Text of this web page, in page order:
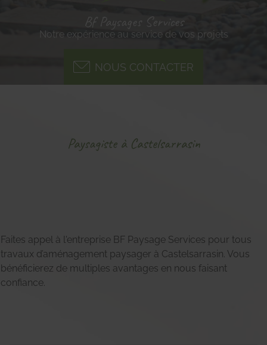
Bf Paysages Services
Notre expérience au service de vos projets
NOUS CONTACTER
Paysagiste à Castelsarrasin
Faites appel à l'entreprise BF Paysage Services pour tous
travaux d’aménagement paysager à Castelsarrasin. Vous
bénéficierez de multiples avantages en nous faisant
confiance.